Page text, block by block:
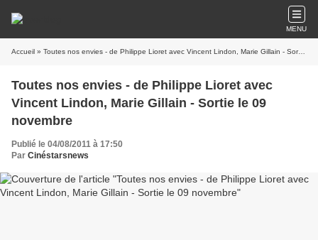
MENU
Accueil » Toutes nos envies - de Philippe Lioret avec Vincent Lindon, Marie Gillain - Sortie le 09 novembre
Toutes nos envies - de Philippe Lioret avec
Vincent Lindon, Marie Gillain - Sortie le 09
novembre
Publié le 04/08/2011 à 17:50
Par Cinéstarsnews